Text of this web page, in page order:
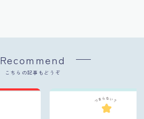
Recommend
こちらの記事もどうぞ